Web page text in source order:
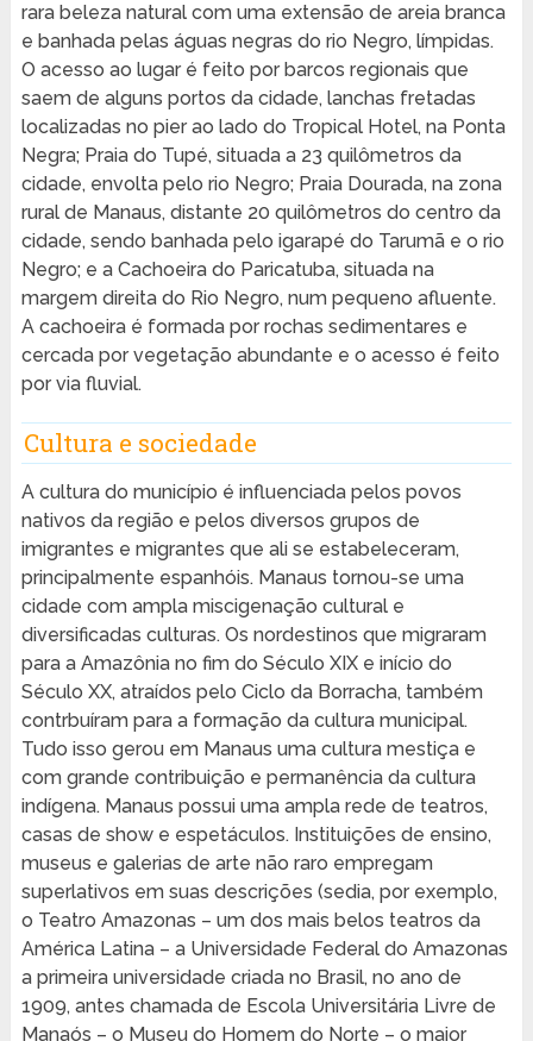
rara beleza natural com uma extensão de areia branca
e banhada pelas águas negras do rio Negro, límpidas.
O acesso ao lugar é feito por barcos regionais que
saem de alguns portos da cidade, lanchas fretadas
localizadas no pier ao lado do Tropical Hotel, na Ponta
Negra; Praia do Tupé, situada a 23 quilômetros da
cidade, envolta pelo rio Negro; Praia Dourada, na zona
rural de Manaus, distante 20 quilômetros do centro da
cidade, sendo banhada pelo igarapé do Tarumã e o rio
Negro; e a Cachoeira do Paricatuba, situada na
margem direita do Rio Negro, num pequeno afluente.
A cachoeira é formada por rochas sedimentares e
cercada por vegetação abundante e o acesso é feito
por via fluvial.
Cultura e sociedade
A cultura do município é influenciada pelos povos
nativos da região e pelos diversos grupos de
imigrantes e migrantes que ali se estabeleceram,
principalmente espanhóis. Manaus tornou-se uma
cidade com ampla miscigenação cultural e
diversificadas culturas. Os nordestinos que migraram
para a Amazônia no fim do Século XIX e início do
Século XX, atraídos pelo Ciclo da Borracha, também
contrbuíram para a formação da cultura municipal.
Tudo isso gerou em Manaus uma cultura mestiça e
com grande contribuição e permanência da cultura
indígena. Manaus possui uma ampla rede de teatros,
casas de show e espetáculos. Instituições de ensino,
museus e galerias de arte não raro empregam
superlativos em suas descrições (sedia, por exemplo,
o Teatro Amazonas – um dos mais belos teatros da
América Latina – a Universidade Federal do Amazonas
a primeira universidade criada no Brasil, no ano de
1909, antes chamada de Escola Universitária Livre de
Manaós – o Museu do Homem do Norte – o maior